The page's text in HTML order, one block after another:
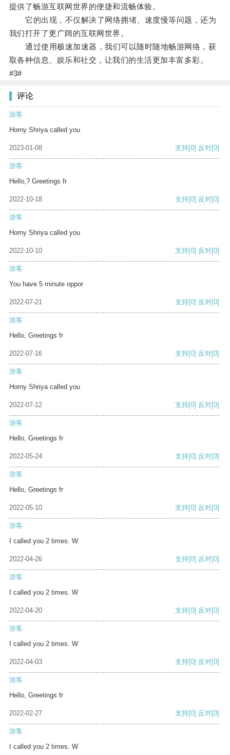
提供了畅游互联网世界的便捷和流畅体验。
它的出现，不仅解决了网络拥堵、速度慢等问题，还为
我们打开了更广阔的互联网世界。
通过使用极速加速器，我们可以随时随地畅游网络，获
取各种信息、娱乐和社交，让我们的生活更加丰富多彩。
#3#
评论
游客
Horny Shriya called you
2023-01-08 支持[0] 反对[0]
游客
Hello,? Greetings fr
2022-10-18 支持[0] 反对[0]
游客
Horny Shriya called you
2022-10-10 支持[0] 反对[0]
游客
You have 5 minute oppor
2022-07-21 支持[0] 反对[0]
游客
Hello, Greetings fr
2022-07-16 支持[0] 反对[0]
游客
Horny Shriya called you
2022-07-12 支持[0] 反对[0]
游客
Hello, Greetings fr
2022-05-24 支持[0] 反对[0]
游客
Hello, Greetings fr
2022-05-10 支持[0] 反对[0]
游客
I called you 2 times. W
2022-04-26 支持[0] 反对[0]
游客
I called you 2 times. W
2022-04-20 支持[0] 反对[0]
游客
I called you 2 times. W
2022-04-03 支持[0] 反对[0]
游客
Hello, Greetings fr
2022-02-27 支持[0] 反对[0]
游客
I called you 2 times. W